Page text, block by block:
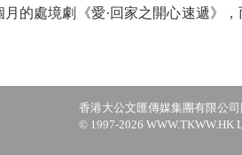
的處境劇《愛·回家之開心速遞》
香港大公文匯傳媒集團有限公
© 1997-2026 WWW.TKWW.HK